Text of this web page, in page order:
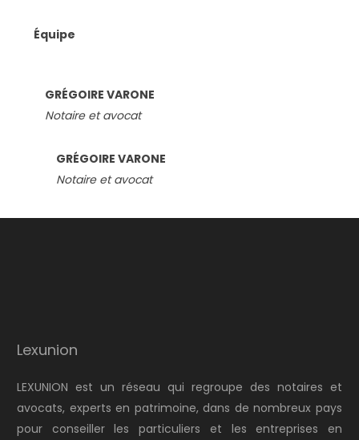
Équipe
GRÉGOIRE VARONE
Notaire et avocat
GRÉGOIRE VARONE
Notaire et avocat
Lexunion
LEXUNION est un réseau qui regroupe des notaires et
avocats, experts en patrimoine, dans de nombreux pays
pour conseiller les particuliers et les entreprises en